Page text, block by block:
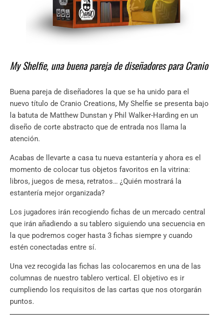
My Shelfie, una buena pareja de diseñadores para Cranio
Buena pareja de diseñadores la que se ha unido para el
nuevo título de Cranio Creations, My Shelfie se presenta bajo
la batuta de Matthew Dunstan y Phil Walker-Harding en un
diseño de corte abstracto que de entrada nos llama la
atención.
Acabas de llevarte a casa tu nueva estantería y ahora es el
momento de colocar tus objetos favoritos en la vitrina:
libros, juegos de mesa, retratos… ¿Quién mostrará la
estantería mejor organizada?
Los jugadores irán recogiendo fichas de un mercado central
que irán añadiendo a su tablero siguiendo una secuencia en
la que podremos coger hasta 3 fichas siempre y cuando
estén conectadas entre sí.
Una vez recogida las fichas las colocaremos en una de las
columnas de nuestro tablero vertical. El objetivo es ir
cumpliendo los requisitos de las cartas que nos otorgarán
puntos.